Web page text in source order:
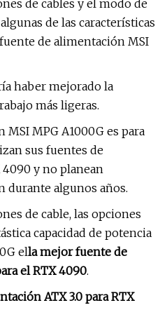
de cables y el modo de
de las características
de alimentación MSI
haber mejorado la
más ligeras.
MPG A1000G es para
sus fuentes de
y no planean
durante algunos años.
de cable, las opciones
capacidad de potencia
ella mejor fuente de
el RTX 4090.
ATX 3.0 para RTX